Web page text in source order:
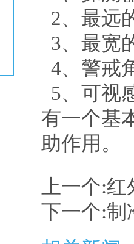
2、最远
3、最宽
4、警戒
5、可视
有一个基
助作用。
上一个:红
下一个:制